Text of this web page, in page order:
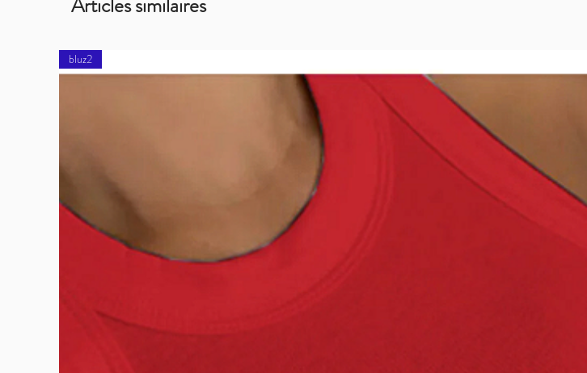
bluz2